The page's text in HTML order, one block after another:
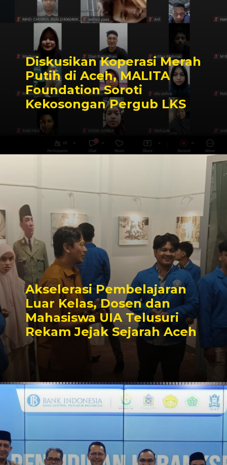
Diskusikan Koperasi Merah
Putih di Aceh, MALITA
Foundation Soroti
Kekosongan Pergub LKS
Akselerasi Pembelajaran
Luar Kelas, Dosen dan
Mahasiswa UIA Telusuri
Rekam Jejak Sejarah Aceh